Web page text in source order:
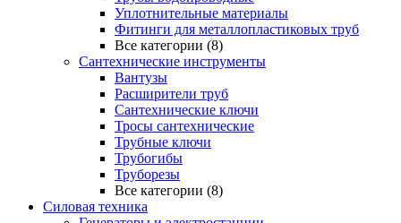
Уплотнительные материалы
Фитинги для металлопластиковых труб
Все категории (8)
Сантехнические инструменты
Вантузы
Расширители труб
Сантехнические ключи
Тросы сантехнические
Трубные ключи
Трубогибы
Труборезы
Все категории (8)
Силовая техника